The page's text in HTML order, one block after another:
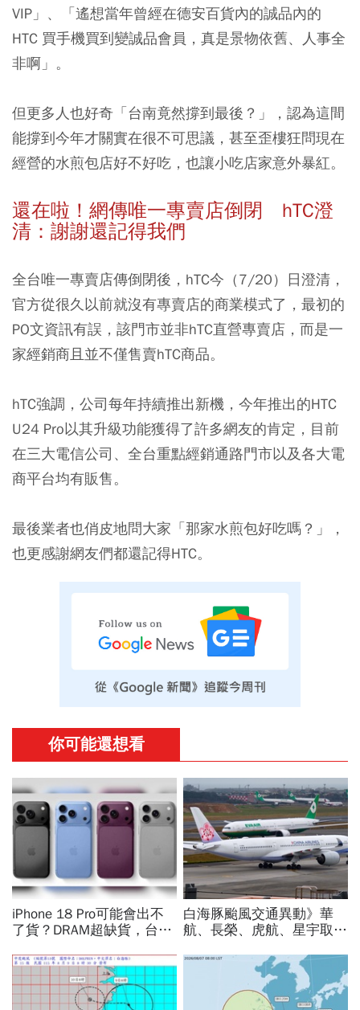
VIP」、「遙想當年曾經在德安百貨內的誠品內的
HTC 買手機買到變誠品會員，真是景物依舊、人事全
非啊」。
但更多人也好奇「台南竟然撐到最後？」，認為這間
能撐到今年才關實在很不可思議，甚至歪樓狂問現在
經營的水煎包店好不好吃，也讓小吃店家意外暴紅。
還在啦！網傳唯一專賣店倒閉 hTC澄
清：謝謝還記得我們
全台唯一專賣店傳倒閉後，hTC今（7/20）日澄清，
官方從很久以前就沒有專賣店的商業模式了，最初的
PO文資訊有誤，該門市並非hTC直營專賣店，而是一
家經銷商且並不僅售賣hTC商品。
hTC強調，公司每年持續推出新機，今年推出的HTC
U24 Pro以其升級功能獲得了許多網友的肯定，目前
在三大電信公司、全台重點經銷通路門市以及各大電
商平台均有販售。
最後業者也俏皮地問大家「那家水煎包好吃嗎？」，
也更感謝網友們都還記得HTC。